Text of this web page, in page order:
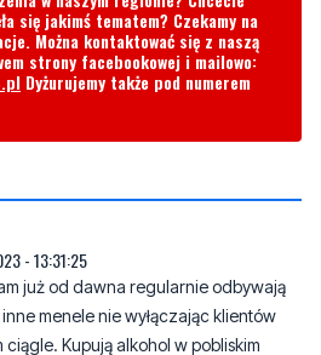
już od dawna regularnie odbywają
Kupują alkohol w pobliskim
rozmowy,śmiechy tego
A wszystko pod okiem kamer
zostanie zlikwidowana. Tylko co